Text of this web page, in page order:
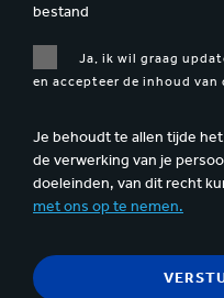
bestand
Ja, ik wil graag
en accepteer de inhoud van
Je behoudt te allen tijde
de verwerking van je
doeleinden, van dit recht
met ons op te nemen.